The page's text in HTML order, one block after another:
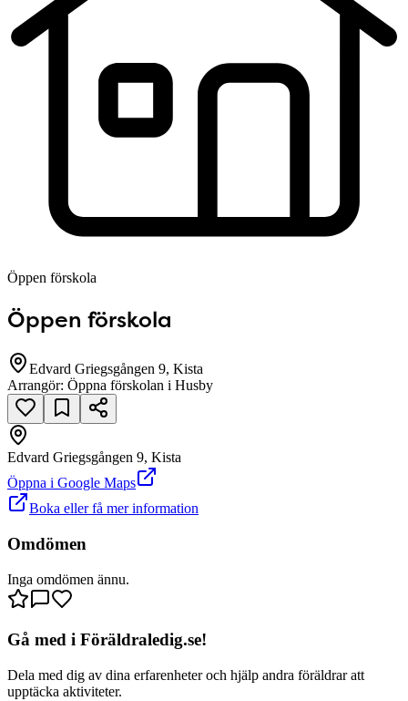
Öppen förskola
Öppen förskola
Edvard Griegsgången 9, Kista
Arrangör: Öppna förskolan i Husby
null
Edvard Griegsgången 9
Edvard Griegsgången 9, Kista
Öppna i Google Maps
Boka eller få mer information
Omdömen
Inga omdömen ännu.
Gå med i Föräldraledig.se!
Dela med dig av dina erfarenheter och hjälp andra föräldrar att
upptäcka aktiviteter.